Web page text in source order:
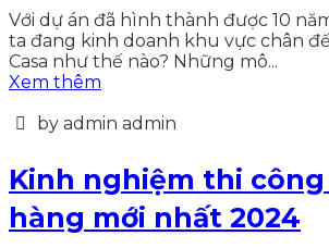
Với dự án đã hình thành được 10
ta đang kinh doanh khu vực chân
Casa như thế nào? Những mô...
Xem thêm
by admin admin
Kinh nghiệm thi
hàng mới nhất 2024